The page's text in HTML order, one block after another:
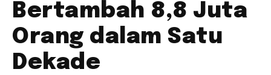
Bertambah 8,8 Juta
Orang dalam Satu
Dekade